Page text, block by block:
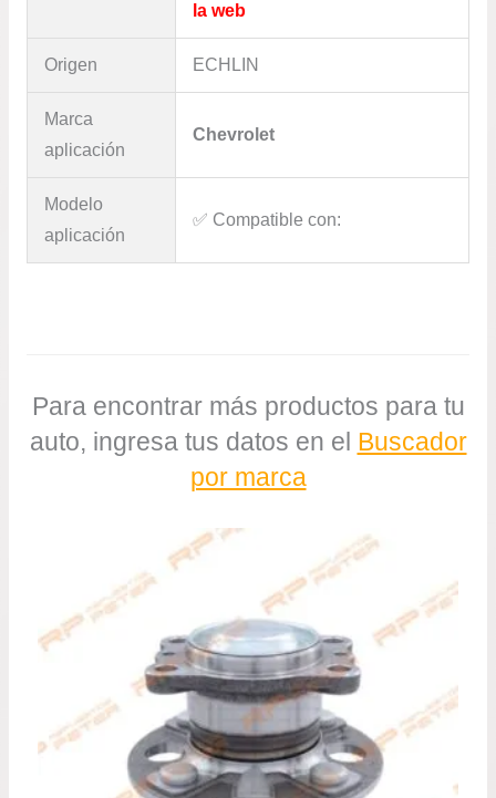
la web
Origen ECHLIN
Marca
aplicación
Chevrolet
Modelo
aplicación
✅​ Compatible con:
Para encontrar más productos para tu
auto, ingresa tus datos en el Buscador
por marca